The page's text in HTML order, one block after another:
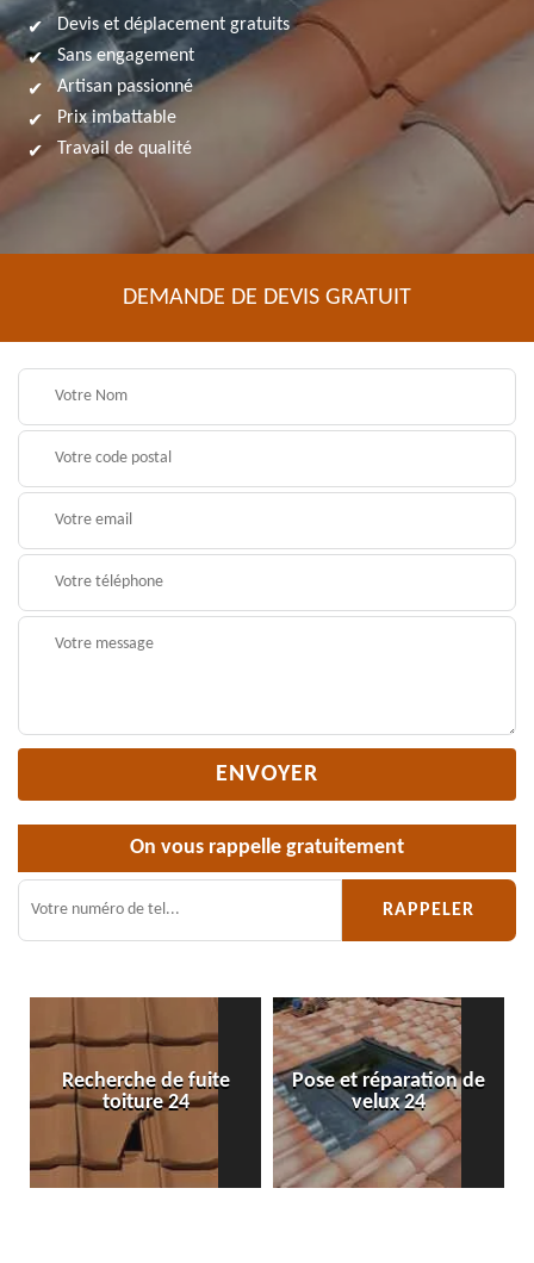
Devis et déplacement gratuits
Sans engagement
Artisan passionné
Prix imbattable
Travail de qualité
DEMANDE DE DEVIS GRATUIT
On vous rappelle gratuitement
Recherche de fuite
toiture 24
Pose et réparation de
velux 24